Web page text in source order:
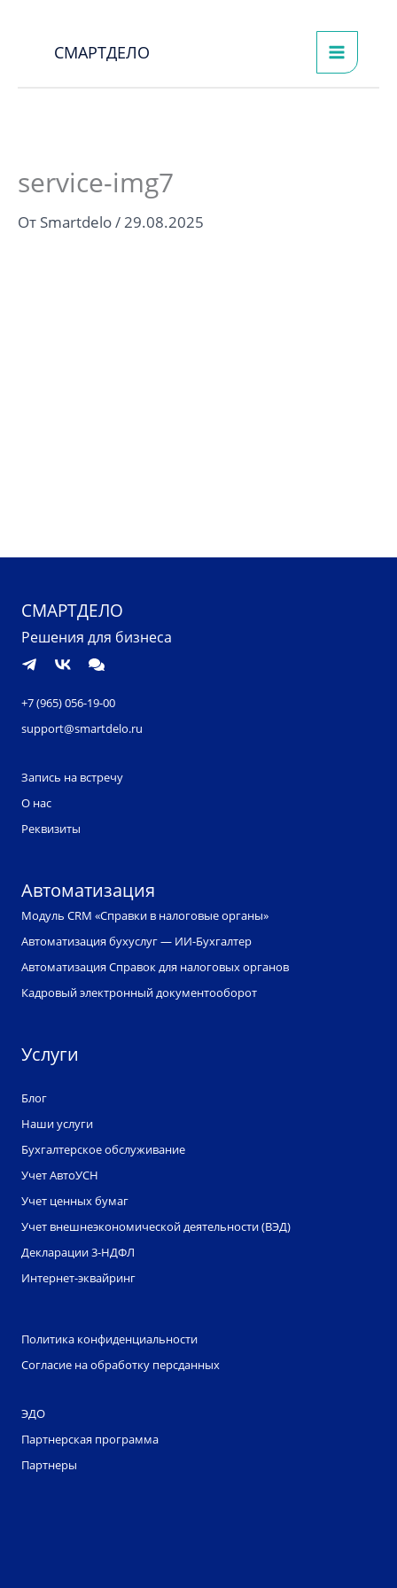
содержимому
СМАРТДЕЛО
service-img7
От Smartdelo/29.08.2025
СМАРТДЕЛО
Решения для бизнеса
+7 (965) 056-19-00
support@smartdelo.ru
Запись на встречу
О нас
Реквизиты
Автоматизация
Модуль CRM «Справки в налоговые органы»
Автоматизация бухуслуг — ИИ-Бухгалтер
Автоматизация Справок для налоговых органов
Кадровый электронный документооборот
Услуги
Блог
Наши услуги
Бухгалтерское обслуживание
Учет АвтоУСН
Учет ценных бумаг
Учет внешнеэкономической деятельности (ВЭД)
Декларации 3-НДФЛ
Интернет-эквайринг
Политика конфиденциальности
Согласие на обработку персданных
ЭДО
Партнерская программа
Партнеры